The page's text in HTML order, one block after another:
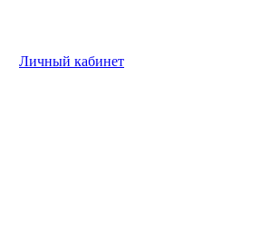
Личный кабинет